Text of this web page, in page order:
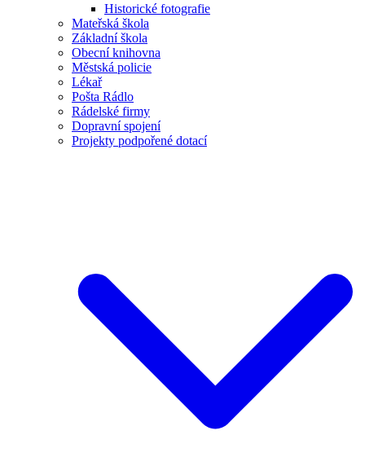
Historické fotografie
Mateřská škola
Základní škola
Obecní knihovna
Městská policie
Lékař
Pošta Rádlo
Rádelské firmy
Dopravní spojení
Projekty podpořené dotací